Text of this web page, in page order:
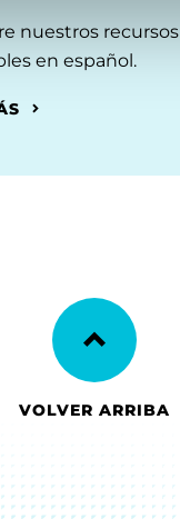
nuestros recursos
en español.
VOLVER ARRIBA